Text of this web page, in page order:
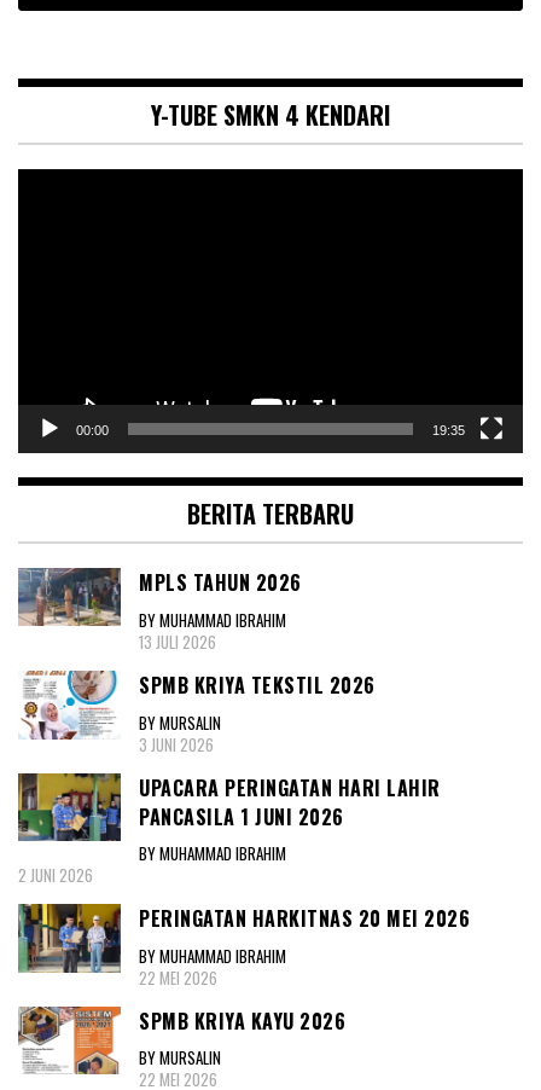
Y-TUBE SMKN 4 KENDARI
00:00 19:35
BERITA TERBARU
MPLS TAHUN 2026
BY MUHAMMAD IBRAHIM
13 JULI 2026
SPMB KRIYA TEKSTIL 2026
BY MURSALIN
3 JUNI 2026
UPACARA PERINGATAN HARI LAHIR
PANCASILA 1 JUNI 2026
BY MUHAMMAD IBRAHIM
2 JUNI 2026
PERINGATAN HARKITNAS 20 MEI 2026
BY MUHAMMAD IBRAHIM
22 MEI 2026
SPMB KRIYA KAYU 2026
BY MURSALIN
22 MEI 2026